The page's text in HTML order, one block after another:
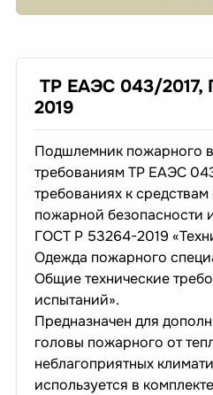
ТР ЕАЭС 043/2017,
2019
Подшлемник пожарного
требованиям ТР ЕАЭС
требованиях к
пожарной безопасности
ГОСТ Р 53264-2019
Одежда пожарного
Общие технические
испытаний».
Предназначен для
головы пожарного от
неблагоприятных
используется в